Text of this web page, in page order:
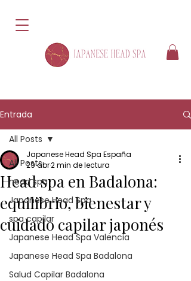
Entrada
All Posts
head spa
Japanese Head Spa
spa capilar
Japanese Head Spa Valencia
Japanese Head Spa Badalona
Salud Capilar Badalona
All Posts
Head spa en Badalona:
equilibrio, bienestar y
cuidado capilar japonés
Japanese Head Spa España
29 abr2 min de lectura